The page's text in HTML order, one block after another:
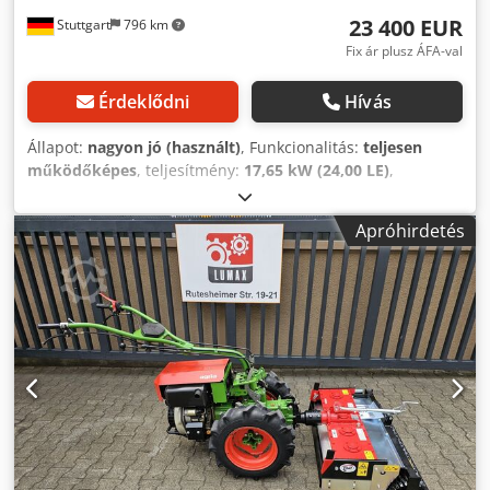
Stuttgart 796 km 23 400 EUR
Fix ár plusz ÁFA-val
Érdeklődni Hívás
Állapot: nagyon jó (használt), Funkcionalitás: teljesen
működőképes, teljesítmény: 17,65 kW (24,00 LE),
, Gyártási év:
h, AGRIA 9600-112 !!! 2. generációs új modell!!!
Távirányítható lánctalpas fűnyíró 112 cm-es sarlótakaróval
Ez az AGRIA 9600-112 típusú lánctalpas fűnyíró 2020-ban
készült, bemutató egységként használták, a számláló
szerint csak körülbelül 163 üzemórája van, és
összességében jó állapotban van, normál használati és
kopásnyomokkal. jelenlegi RRP 44.900,-€. A nettó ár 23 445
€ // Bruttó ár 27 900 € Cedpfsv Edvhsx Aqgorf -
Megtekintés/próbavezetés lehetséges! - Szállítási költség
országosan 400,-€ szállítmányozón keresztül! - A
finanszírozás / lízing egyedileg igényelhető Önnek
Apróhirdetés